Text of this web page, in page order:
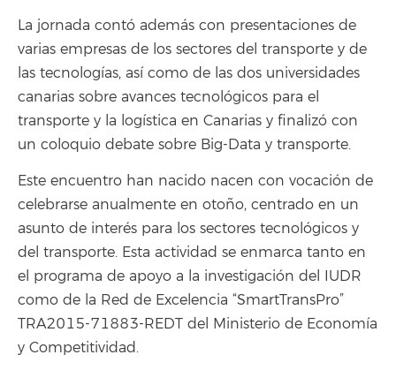
La jornada contó además con presentaciones de
varias empresas de los sectores del transporte y de
las tecnologías, así como de las dos universidades
canarias sobre avances tecnológicos para el
transporte y la logística en Canarias y finalizó con
un coloquio debate sobre Big-Data y transporte.
Este encuentro han nacido nacen con vocación de
celebrarse anualmente en otoño, centrado en un
asunto de interés para los sectores tecnológicos y
del transporte. Esta actividad se enmarca tanto en
el programa de apoyo a la investigación del IUDR
como de la Red de Excelencia “SmartTransPro”
TRA2015-71883-REDT del Ministerio de Economía
y Competitividad.